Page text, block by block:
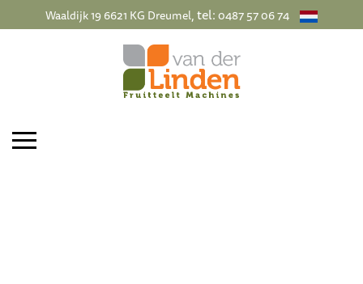
Waaldijk 19 6621 KG Dreumel, tel:0487 57 06 74